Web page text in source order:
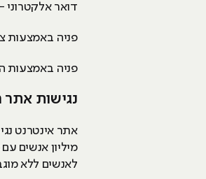
דואר אלקטרוני -
פניה באמצעות
פניה באמצעות
נגישות
לאנשים ללא